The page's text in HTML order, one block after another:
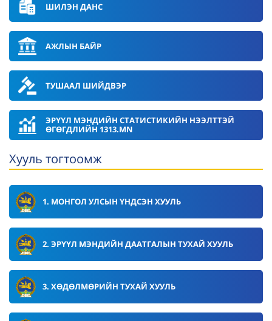
ШИЛЭН ДАНС
АЖЛЫН БАЙР
ТУШААЛ ШИЙДВЭР
ЭРҮҮЛ МЭНДИЙН СТАТИСТИКИЙН НЭЭЛТТЭЙ
ӨГӨГДЛИЙН 1313.MN
Хууль тогтоомж
1. МОНГОЛ УЛСЫН ҮНДСЭН ХУУЛЬ
2. ЭРҮҮЛ МЭНДИЙН ДААТГАЛЫН ТУХАЙ ХУУЛЬ
3. ХӨДӨЛМӨРИЙН ТУХАЙ ХУУЛЬ